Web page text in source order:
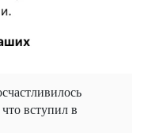
вступил в